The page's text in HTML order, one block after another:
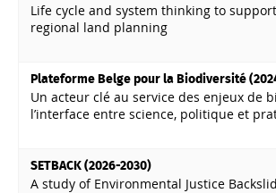
Life cycle and system thinking to
regional land planning
Plateforme Belge pour la Biodiversité
Un acteur clé au service des enjeux de
l’interface entre science, politique et
SETBACK (2026-2030)
A study of Environmental Justice